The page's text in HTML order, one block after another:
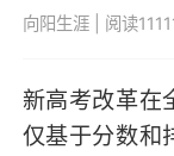
向阳生涯 阅读
新高考改革在
仅基于分数和